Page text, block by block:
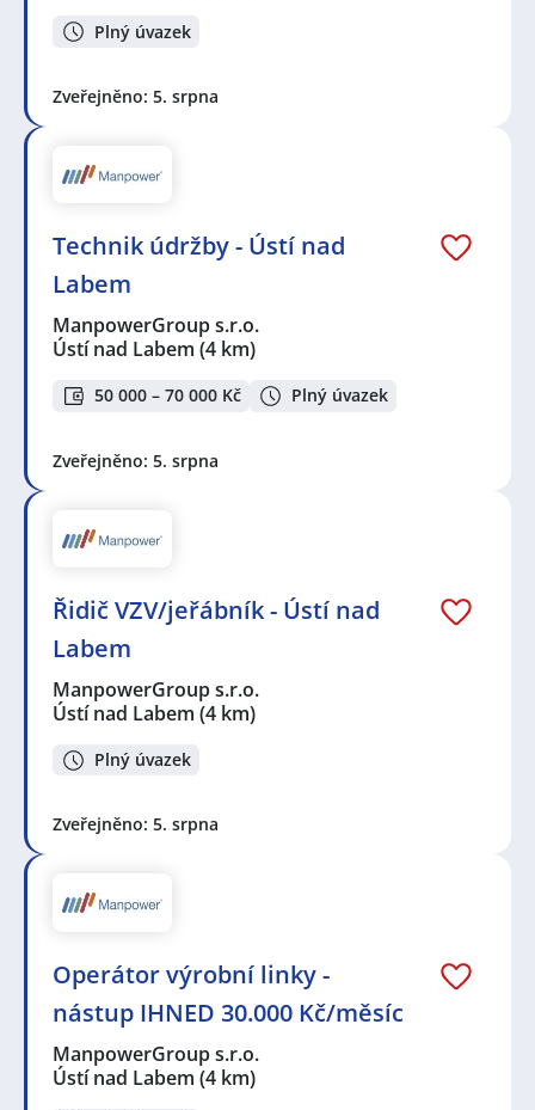
Plný úvazek
Zveřejněno: 5. srpna
Technik údržby - Ústí nad
Labem
ManpowerGroup s.r.o.
Ústí nad Labem (4 km)
50 000 – 70 000 Kč Plný úvazek
Zveřejněno: 5. srpna
Řidič VZV/jeřábník - Ústí nad
Labem
ManpowerGroup s.r.o.
Ústí nad Labem (4 km)
Plný úvazek
Zveřejněno: 5. srpna
Operátor výrobní linky -
nástup IHNED 30.000 Kč/měsíc
ManpowerGroup s.r.o.
Ústí nad Labem (4 km)